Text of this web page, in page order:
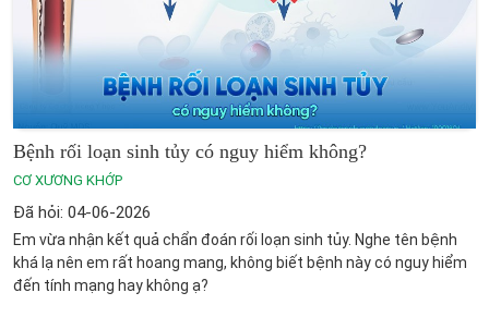
Bệnh rối loạn sinh tủy có nguy hiểm không?
CƠ XƯƠNG KHỚP
Đã hỏi: 04-06-2026
Em vừa nhận kết quả chẩn đoán rối loạn sinh tủy. Nghe tên bệnh
khá lạ nên em rất hoang mang, không biết bệnh này có nguy hiểm
đến tính mạng hay không ạ?